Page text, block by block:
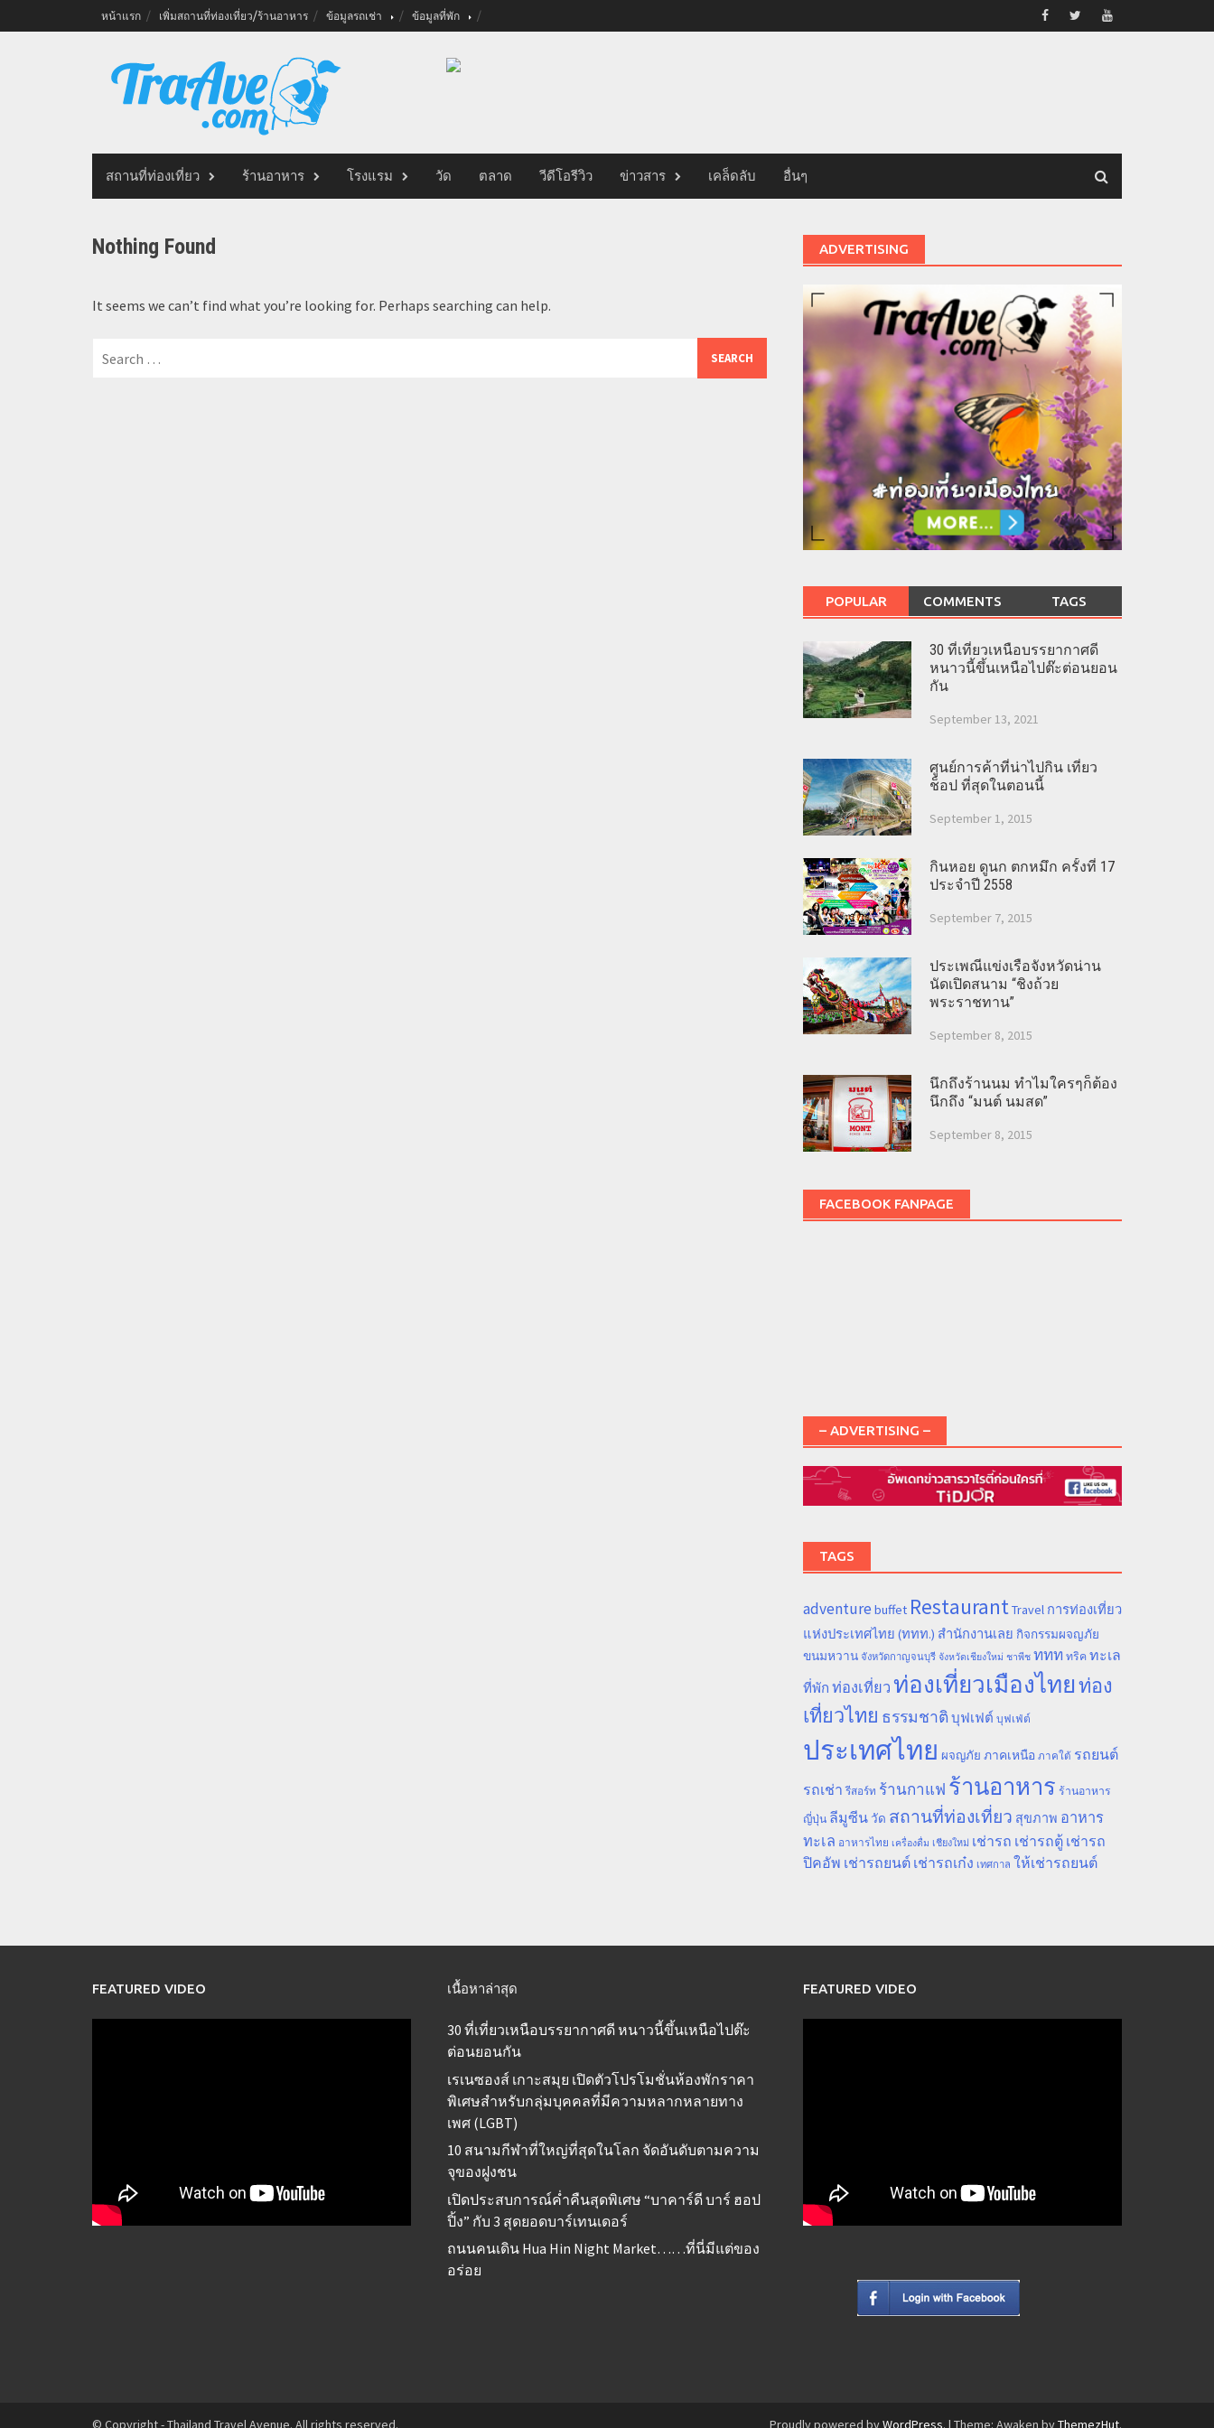
to
หน้าแรก เพิ่มสถานที่ท่องเที่ยว/ร้านอาหาร ข้อมูลรถเช่า ข้อมูลที่พัก
สถานที่ท่องเที่ยว ร้านอาหาร โรงแรม วัด ตลาด วีดีโอรีวิว ข่าวสาร เคล็ดลับ อื่นๆ
Nothing Found
It seems we can’t find what you’re looking for. Perhaps searching can help.
ADVERTISING
POPULAR COMMENTS TAGS
30 ที่เที่ยวเหนือบรรยากาศดี
หนาวนี้ขึ้นเหนือไปต๊ะต่อนยอน
กัน
September 13, 2021
ศูนย์การค้าที่น่าไปกิน เที่ยว
ช็อป ที่สุดในตอนนี้
September 1, 2015
กินหอย ดูนก ตกหมึก ครั้งที่ 17
ประจำปี 2558
September 7, 2015
ประเพณีแข่งเรือจังหวัดน่าน
นัดเปิดสนาม “ชิงถ้วย
พระราชทาน”
September 8, 2015
นึกถึงร้านนม ทำไมใครๆก็ต้อง
นึกถึง “มนต์ นมสด”
September 8, 2015
FACEBOOK FANPAGE
– ADVERTISING –
TAGS
adventure buffet RestaurantTravel การท่องเที่ยว
แห่งประเทศไทย (ททท.) สำนักงานเลย กิจกรรมผจญภัย
ขนมหวาน จังหวัดกาญจนบุรี จังหวัดเชียงใหม่ ชาพีช ททท ทริค ทะเล
ที่พัก ท่องเที่ยวท่องเที่ยวเมืองไทยท่อง
เที่ยวไทย ธรรมชาติ บุฟเฟต์ บุฟเฟ่ต์
ประเทศไทย ผจญภัย ภาคเหนือ ภาคใต้ รถยนต์
รถเช่า รีสอร์ท ร้านกาแฟ ร้านอาหาร ร้านอาหาร
ญี่ปุ่น ลีมูซีน วัด สถานที่ท่องเที่ยว สุขภาพ อาหาร
ทะเล อาหารไทย เครื่องดื่ม เชียงใหม่ เช่ารถ เช่ารถตู้ เช่ารถ
ปิคอัพ เช่ารถยนต์ เช่ารถเก๋ง เทศกาล ให้เช่ารถยนต์
FEATURED VIDEO เนื้อหาล่าสุด
30 ที่เที่ยวเหนือบรรยากาศดี หนาวนี้ขึ้นเหนือไปต๊ะ
ต่อนยอนกัน
เรเนซองส์ เกาะสมุย เปิดตัวโปรโมชั่นห้องพักราคา
พิเศษสำหรับกลุ่มบุคคลที่มีความหลากหลายทาง
เพศ (LGBT)
10 สนามกีฬาที่ใหญ่ที่สุดในโลก จัดอันดับตามความ
จุของฝูงชน
เปิดประสบการณ์ค่ำคืนสุดพิเศษ “บาคาร์ดี บาร์ ฮอป
ปิ้ง” กับ 3 สุดยอดบาร์เทนเดอร์
ถนนคนเดิน Hua Hin Night Market……ที่นี่มีแต่ของ
อร่อย
FEATURED VIDEO
© Copyright - Thailand Travel Avenue. All rights reserved. Proudly powered byWordPress. | Theme: Awaken byThemezHut.